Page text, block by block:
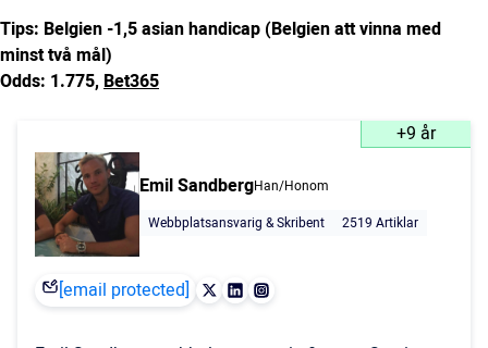
Tips: Belgien -1,5 asian handicap (Belgien att vinna med
minst två mål)
Odds: 1.775, Bet365
+9 år
Emil SandbergHan/Honom
Webbplatsansvarig & Skribent
2519 Artiklar
[email protected]